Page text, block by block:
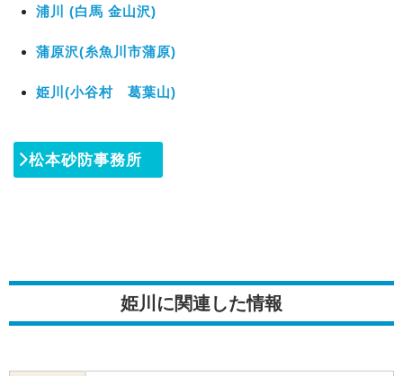
浦川 (白馬 金山沢)
蒲原沢(糸魚川市蒲原)
姫川(小谷村 葛葉山)
松本砂防事務所
姫川に関連した情報